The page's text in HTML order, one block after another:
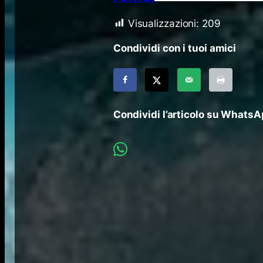
Visualizzazioni: 209
Condividi con i tuoi amici
Condividi l’articolo su